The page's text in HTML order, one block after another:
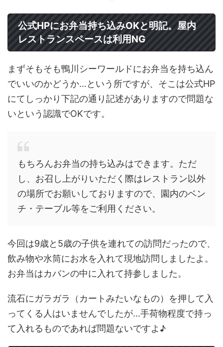
公式HPにお弁当持ち込みOKと明記。屋内
レストランスペースは利用NG
まずそもそも鴨川シーワールドにお弁当を持ち込ん
でいいのかどうか...という所ですが、そこは公式HP
にてしっかり下記の通り記述がありますので問題な
いという認識でOKです。
もちろんお弁当の持ち込みはできます。ただ
し、お召し上がりいただく際はレストラン以外
の場所でお願いしておりますので、園内のベン
チ・テーブル等をご利用ください。
今回は9歳と5歳の子供を連れての訪問だったので、
飲み物や水筒にお水を入れて現地訪問しましたよ。
お弁当はカバンの中に入れて持参しました。
流石にガラガラ（カートみたいなもの）を押して入
ってくる人はいませんでしたが...手荷物程度で持っ
て入れるものであれば問題ないですよ♪